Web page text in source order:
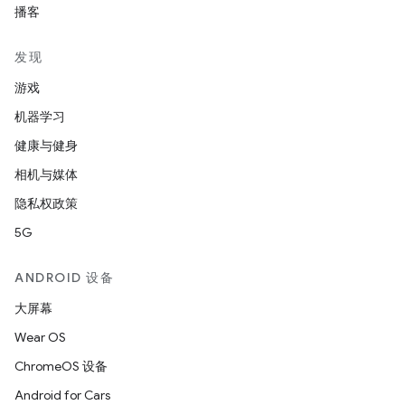
播客
发现
游戏
机器学习
健康与健身
相机与媒体
隐私权政策
5G
ANDROID 设备
大屏幕
Wear OS
ChromeOS 设备
Android for Cars